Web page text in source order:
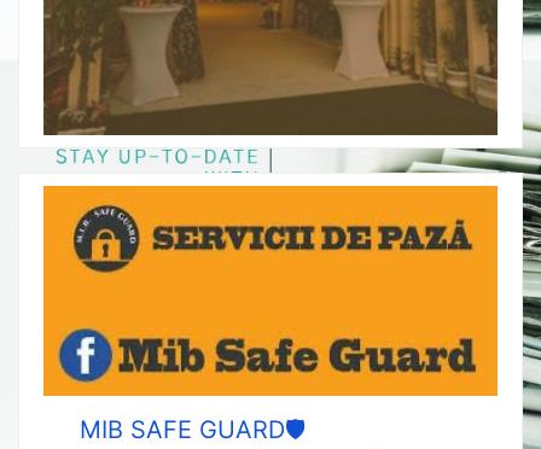
MIB SAFE GUARD🛡️